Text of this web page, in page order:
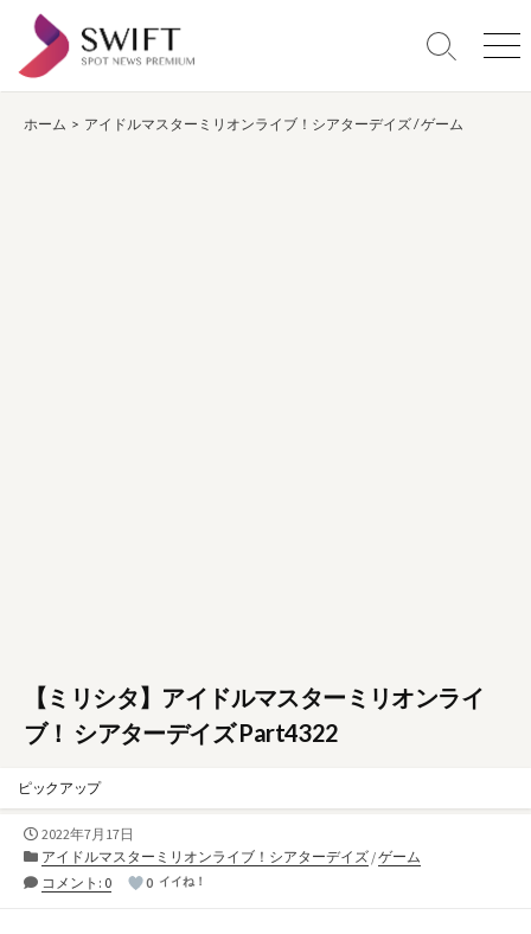
テ
検
り
メ
ホーム > アイドルマスターミリオンライブ！シアターデイズ/ゲーム
【ミリシタ】アイドルマスターミリオンライ
ブ！ シアターデイズ Part4322
ピックアップ
公
開
日
2022年7月17日
カ
テ
アイドルマスターミリオンライブ！シアターデイズ /ゲーム
コメント: 0
0 イイね！